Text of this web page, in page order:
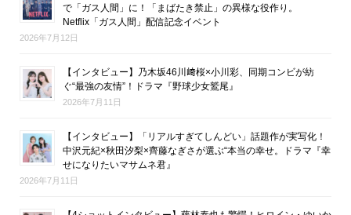
で「ガス人間」に！「まばたき禁止」の異様な役作り。
Netflix「ガス人間」配信記念イベント
2026年7月12日
【インタビュー】乃木坂46川﨑桜×小川彩、同期コンビが紡
ぐ“最強の友情”！ドラマ『野球少女鷲尾』
2026年7月11日
【インタビュー】「リアルすぎてしんどい」話題作が実写化！
中沢元紀×秋田汐梨×齊藤なぎさが選ぶ“本当の幸せ。ドラマ『幸
せになりたいマサムネ君』
2026年7月11日